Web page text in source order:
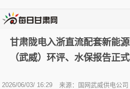
甘肃陇电入浙直流配套新能
（武威）环评、水保报告正
2026/06/03/ 16:29 来源：国网武威供电公司